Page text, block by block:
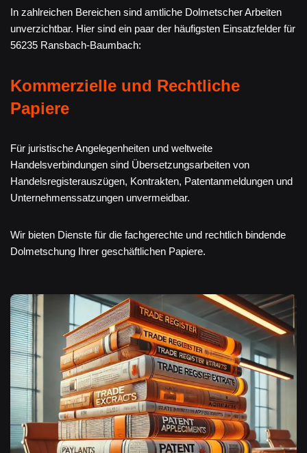
In zahlreichen Bereichen sind amtliche Dolmetscher Arbeiten
unverzichtbar. Hier sind ein paar der häufigsten Einsatzfelder für
56235 Ransbach-Baumbach:
Kommerzielle und Rechtliche
Papiere
Für juristische Angelegenheiten und weltweite
Handelsverbindungen sind Übersetzungsarbeiten von
Handelsregisterauszügen, Kontrakten, Patentanmeldungen und
Unternehmenssatzungen unvermeidbar.
Wir bieten Dienste für die fachgerechte und rechtlich bindende
Dolmetschung Ihrer geschäftlichen Papiere.